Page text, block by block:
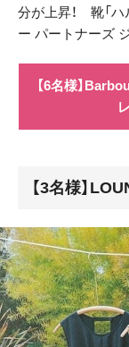
分が上昇！ 靴「ハ
ー パートナーズ
【6名様】
【3名様】